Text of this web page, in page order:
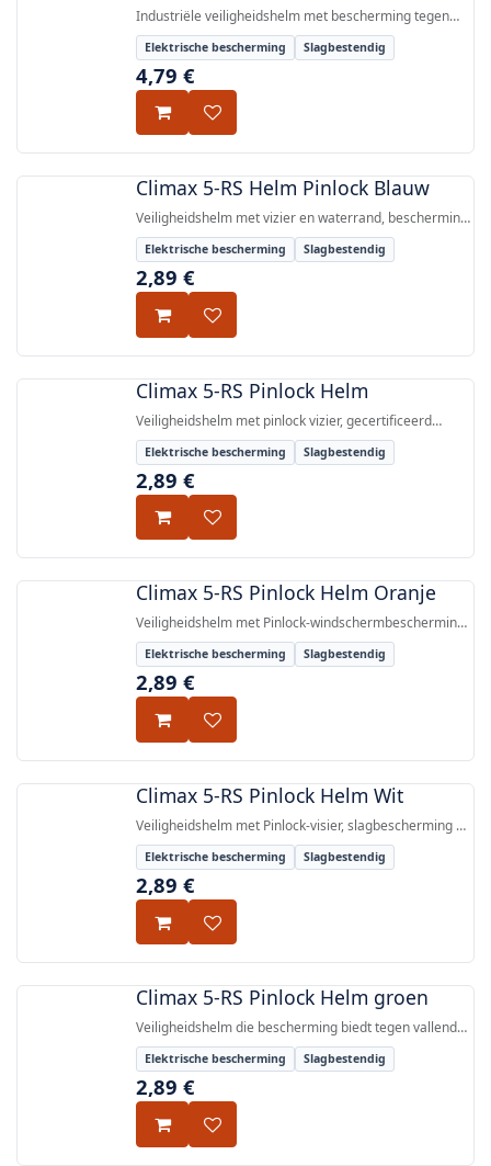
Industriële veiligheidshelm met bescherming tegen
inslag van vallende voorwerpen en elektrische isolatie
tot 1000 V AC / 1500 V DC, gecertificeerd volgens EN
397:2012+A1:2012 en EN 50365:2002.
Elektrische bescherming Slagbestendig
4,79 €
Climax 5-RS Helm Pinlock Blauw
Veiligheidshelm met vizier en waterrand, bescherming
tegen inslag van vallende voorwerpen en elektrische
bescherming tot 1000 V AC / 1500 V DC, gecertificeerd
volgens EN 397:2012+A1:2012 en EN 50365:2002.
Elektrische bescherming Slagbestendig
2,89 €
Climax 5-RS Pinlock Helm
Veiligheidshelm met pinlock vizier, gecertificeerd
volgens EN 397:2012+A1:2012 en EN 50365:2002, met
bescherming tegen inschokken en elektrische isolatie
tot 1000 V AC / 1500 V DC.
Elektrische bescherming Slagbestendig
2,89 €
Climax 5-RS Pinlock Helm Oranje
Veiligheidshelm met Pinlock-windschermbescherming,
slagvaste HDPE-schil, elektrische isolatie tot 1000 V AC
/ 1500 V DC, gecertificeerd volgens EN
397:2012+A1:2012 en EN 50365:2002.
Elektrische bescherming Slagbestendig
2,89 €
Climax 5-RS Pinlock Helm Wit
Veiligheidshelm met Pinlock-visier, slagbescherming en
elektrische isolatie tot 1000V AC / 1500V DC,
gecertificeerd volgens EN 397 en EN 50365.
Elektrische bescherming Slagbestendig
2,89 €
Climax 5-RS Pinlock Helm groen
Veiligheidshelm die bescherming biedt tegen vallende
voorwerpen en elektrische bescherming tot 1000 V AC
/ 1500 V DC, gecertificeerd volgens EN
397:2012+A1:2012 en EN 50365:2002.
Elektrische bescherming Slagbestendig
2,89 €